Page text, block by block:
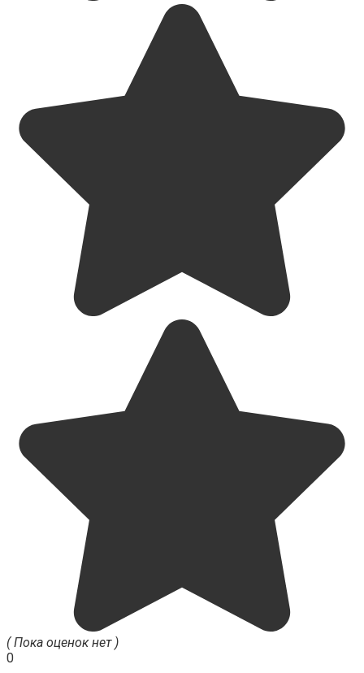
( Пока оценок нет )
0